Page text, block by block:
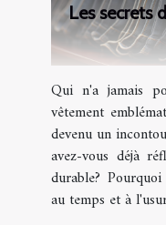
Les secrets
Qui n'a jamais
vêtement
devenu un
avez-vous déjà
durable?
au temps et à